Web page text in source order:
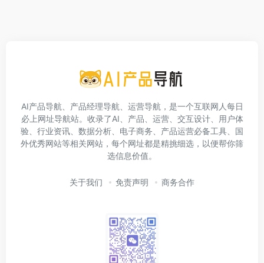
AI产品导航、产品经理导航、运营导航，是一个互联网人每日
必上网址导航站。收录了AI、产品、运营、交互设计、用户体
验、行业资讯、数据分析、电子商务、产品运营必备工具、国
外优秀网站等相关网站，每个网址都是精挑细选，以便帮你筛
选信息价值。
关于我们 免责声明 商务合作